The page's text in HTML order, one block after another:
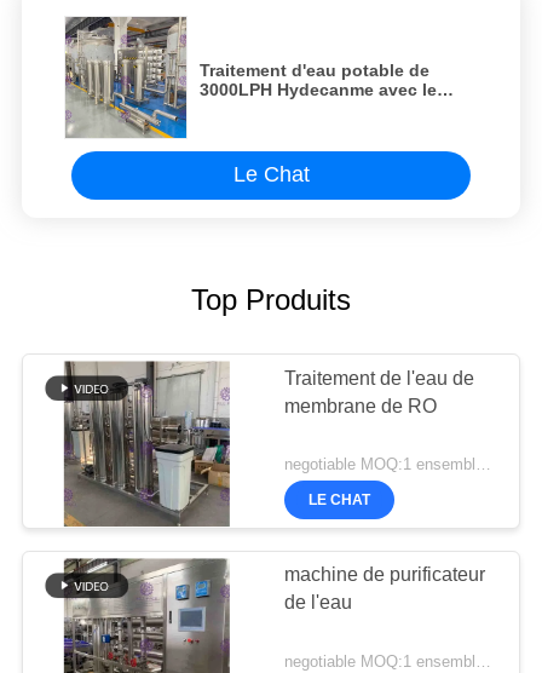
Traitement d'eau potable de
3000LPH Hydecanme avec le
Le Chat
Top Produits
Traitement de l'eau de
membrane de RO
negotiable MOQ:1 ensemble/PCs
LE CHAT
machine de purificateur
de l'eau
negotiable MOQ:1 ensemble/PCs